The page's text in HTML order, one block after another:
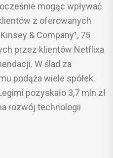
mogąc wpływać
z oferowanych
& Company¹, 75
przez klientów Netflixa
W ślad za
podąża wiele spółek.
pozyskało 3,7 mln zł
rozwój technologii